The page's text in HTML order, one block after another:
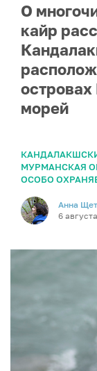
О
кайр
островах
морей
МУРМАНСКАЯ
ОСОБО
Анна
6